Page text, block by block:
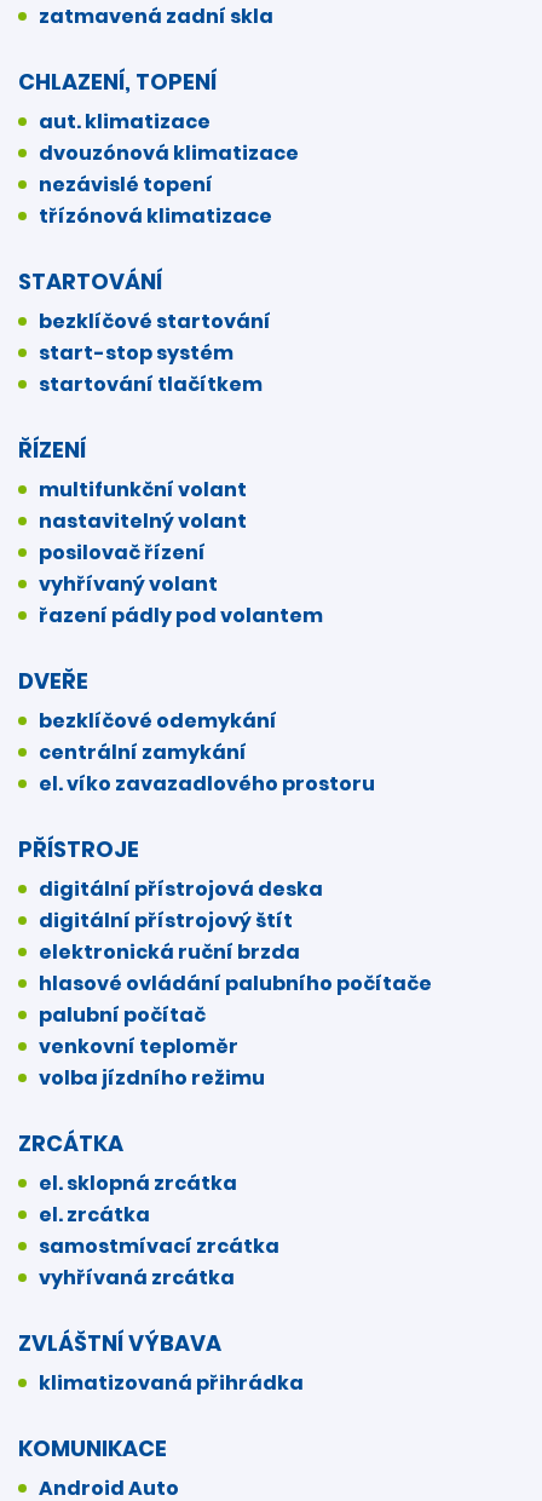
zatmavená zadní skla
CHLAZENÍ, TOPENÍ
aut. klimatizace
dvouzónová klimatizace
nezávislé topení
třízónová klimatizace
STARTOVÁNÍ
bezklíčové startování
start-stop systém
startování tlačítkem
ŘÍZENÍ
multifunkční volant
nastavitelný volant
posilovač řízení
vyhřívaný volant
řazení pádly pod volantem
DVEŘE
bezklíčové odemykání
centrální zamykání
el. víko zavazadlového prostoru
PŘÍSTROJE
digitální přístrojová deska
digitální přístrojový štít
elektronická ruční brzda
hlasové ovládání palubního počítače
palubní počítač
venkovní teploměr
volba jízdního režimu
ZRCÁTKA
el. sklopná zrcátka
el. zrcátka
samostmívací zrcátka
vyhřívaná zrcátka
ZVLÁŠTNÍ VÝBAVA
klimatizovaná přihrádka
KOMUNIKACE
Android Auto